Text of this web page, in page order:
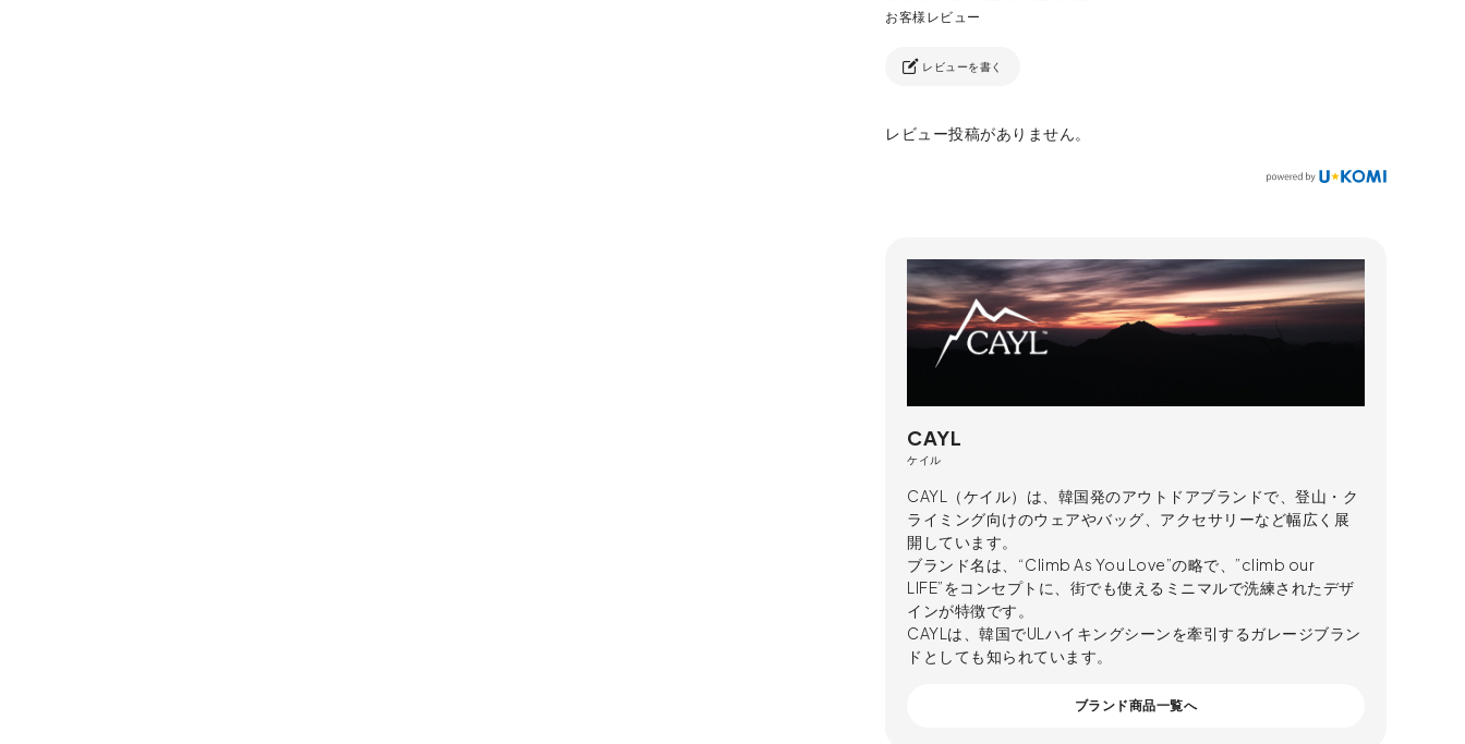
レビューを書く
レビュー投稿がありません。
CAYL
ケイル
CAYL（ケイル）は、韓国発のアウトドアブランドで、登山・ク
ライミング向けのウェアやバッグ、アクセサリーなど幅広く展
開しています。
ブランド名は、“Climb As You Love”の略で、”climb our
LIFE”をコンセプトに、街でも使えるミニマルで洗練されたデザ
インが特徴です。
CAYLは、韓国でULハイキングシーンを牽引するガレージブラン
ドとしても知られています。
ブランド商品一覧へ